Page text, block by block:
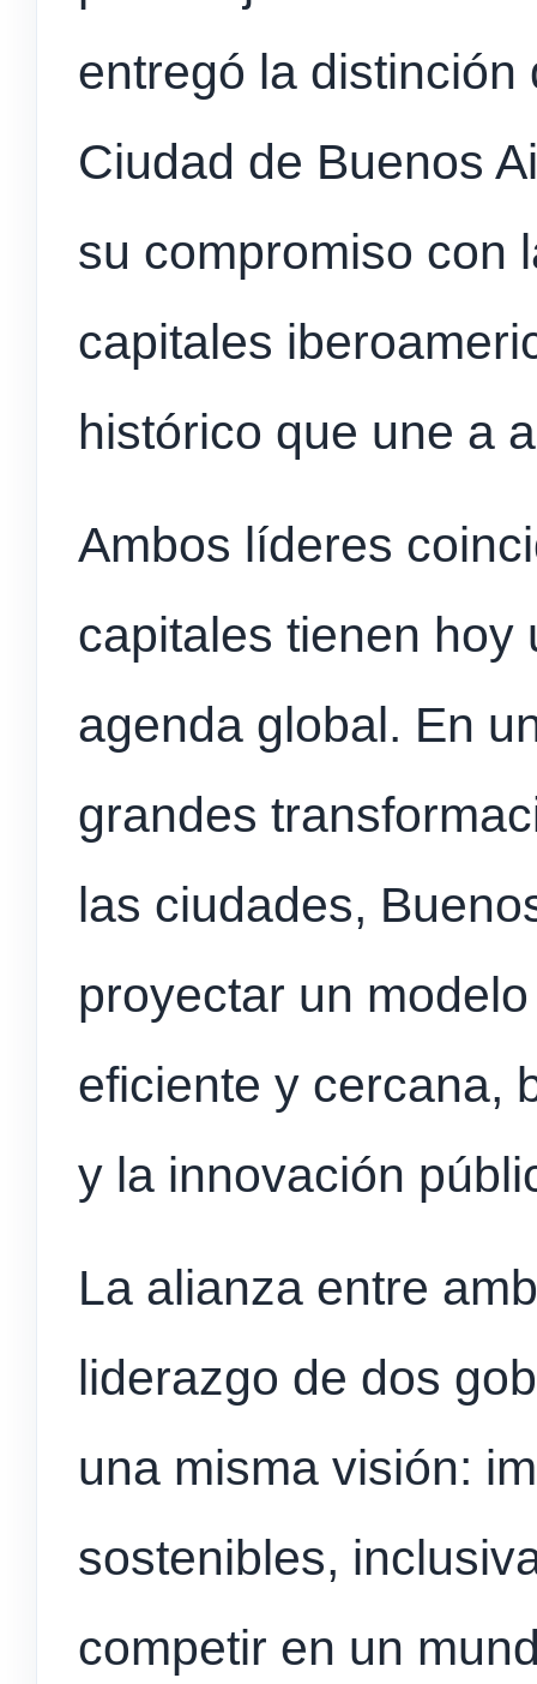
entregó la distinción
Ciudad de Buenos
su compromiso con
capitales
histórico que une a
Ambos líderes
capitales tienen hoy
agenda global. En
grandes
las ciudades,
proyectar un
eficiente y cercana,
y la innovación
La alianza entre
liderazgo de dos
una misma visión:
sostenibles,
competir en un